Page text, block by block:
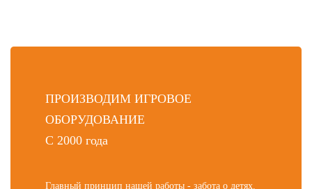
ПРОИЗВОДИМ ИГРОВОЕ
ОБОРУДОВАНИЕ
С 2000 года
Главный принцип нашей работы - забота о детях.